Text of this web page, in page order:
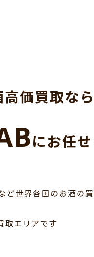
価買取なら
にお任せ
世界各国のお酒の買
取エリアです